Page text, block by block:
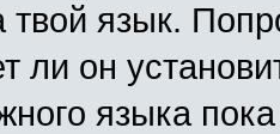
язык.
ли он
языка